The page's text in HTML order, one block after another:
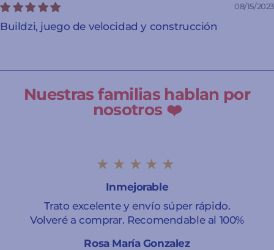
08/15/2023
Buildzi, juego de velocidad y construcción
Nuestras familias hablan por
nosotros ❤️
★★★★★
Inmejorable
Trato excelente y envío súper rápido.
Volveré a comprar. Recomendable al 100%
Rosa María Gonzalez